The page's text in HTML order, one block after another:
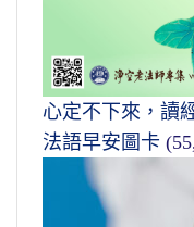
心定不下來，讀
法語早安圖卡